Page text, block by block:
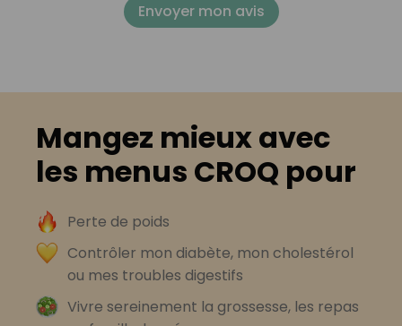
Envoyer mon avis
Mangez mieux avec
les menus CROQ pour
Perte de poids
Contrôler mon diabète, mon cholestérol
ou mes troubles digestifs
Vivre sereinement la grossesse, les repas